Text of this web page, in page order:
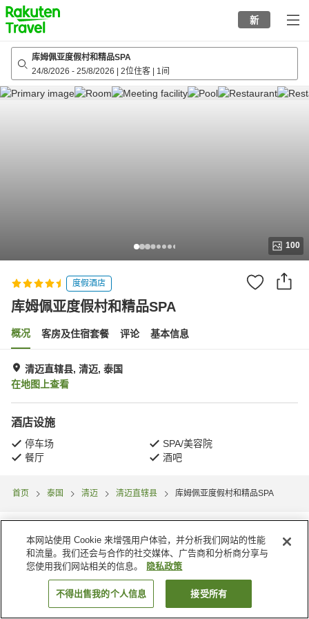
to
top
page
新
库姆佩亚度假村和精品SPA
24/8/2026 - 25/8/2026 2位住客 1间
100
度假酒店
库姆佩亚度假村和精品SPA
概况 客房及住宿套餐 评论 基本信息
清迈直辖县, 清迈, 泰国
在地图上查看
酒店设施
停车场
SPA/美容院
餐厅
酒吧
首页 泰国 清迈 清迈直辖县 库姆佩亚度假村和精品SPA
搜索客房
本网站使用 Cookie 来增强用户体验，并分析我们网站的性能
和流量。我们还会与合作的社交媒体、广告商和分析商分享与
您使用我们网站相关的信息。
隐私政策
不得出售我的个人信息 接受所有